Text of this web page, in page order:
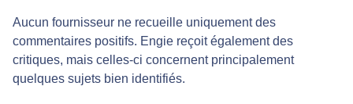
Aucun fournisseur ne recueille uniquement des
commentaires positifs. Engie reçoit également des
critiques, mais celles-ci concernent principalement
quelques sujets bien identifiés.